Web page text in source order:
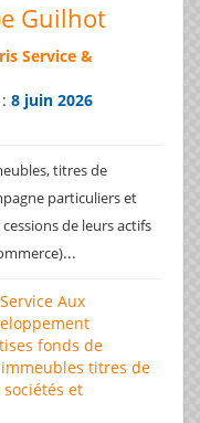
Guilhot
Service &
8 juin 2026
titres de
particuliers et
de leurs actifs
...
Service Aux
fonds de
titres de
et